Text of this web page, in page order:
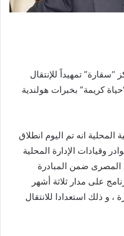
“سقارة” تمهيداً للإنتقال
كريمة” بخبرات هولندية
المحلية انه تم اليوم انطلاق
وقيادات الإدارة المحلية
المصرى ضمن المبادرة
على مدار ثلاثة أشهر
، و ذلك استعدادا للانتقال